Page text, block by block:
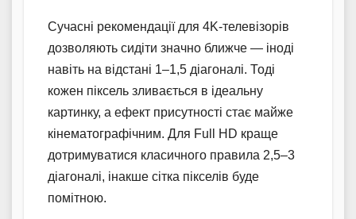
Сучасні рекомендації для 4K-телевізорів
дозволяють сидіти значно ближче — іноді
навіть на відстані 1–1,5 діагоналі. Тоді
кожен піксель зливається в ідеальну
картинку, а ефект присутності стає майже
кінематографічним. Для Full HD краще
дотримуватися класичного правила 2,5–3
діагоналі, інакше сітка пікселів буде
помітною.